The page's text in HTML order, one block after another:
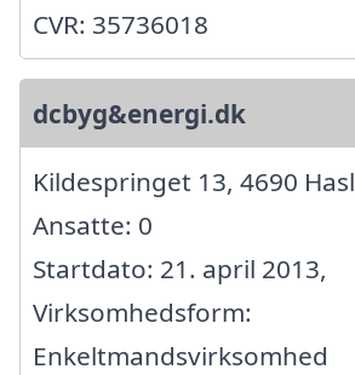
CVR: 35736018
dcbyg&energi.dk
Kildespringet 13, 4690
Ansatte: 0
Startdato: 21. april 2013,
Virksomhedsform:
Enkeltmandsvirksomhed